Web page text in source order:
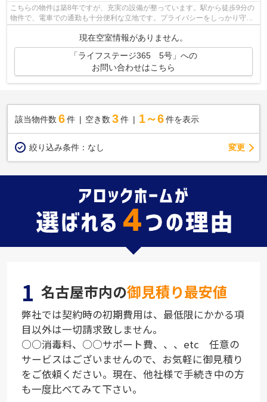
こちらの物件は築8年ですが、充実の設備が整っています。駅から徒歩9分の
物件で、電車での通勤も十分便利な立地です。プライバシーをしっかり守れ
現在空室情報がありません。
「ライフステージ365 5号」への
お問い合わせはこちら
該当物件数 6件 空き数 3 件 1～6 件を表示
絞り込み条件： なし 変更
1 名古屋市内の御見積り最安値
弊社では契約時の初期費用は、最低限にかかる項
目以外は一切請求致しません。
○○消毒料、○○サポート費、、、etc 任意の
サービスはございませんので、お気軽に御見積り
をご依頼ください。現在、他社様で手続き中の方
も一度比べてみて下さい。